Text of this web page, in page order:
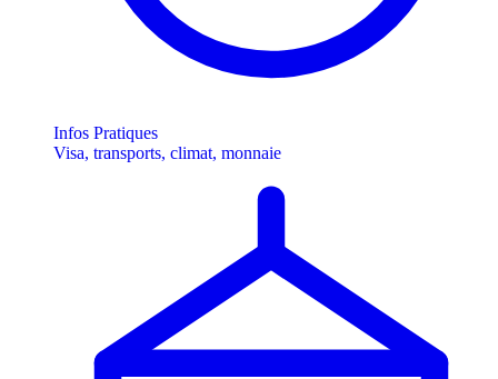
Infos Pratiques
Visa, transports, climat, monnaie